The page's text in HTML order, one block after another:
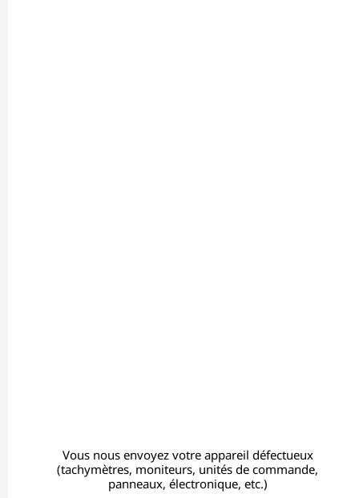
Vous nous envoyez votre appareil défectueux
(tachymètres, moniteurs, unités de commande,
panneaux, électronique, etc.)